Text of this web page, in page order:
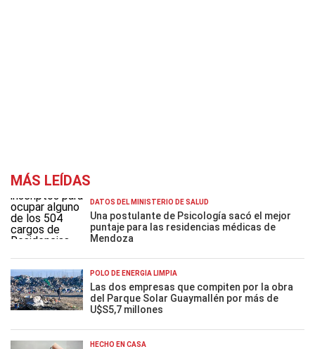
MÁS LEÍDAS
DATOS DEL MINISTERIO DE SALUD
Una postulante de Psicología sacó el mejor
puntaje para las residencias médicas de
Mendoza
POLO DE ENERGÍA LIMPIA
Las dos empresas que compiten por la obra
del Parque Solar Guaymallén por más de
U$S5,7 millones
HECHO EN CASA